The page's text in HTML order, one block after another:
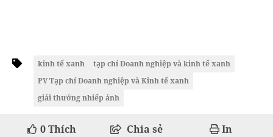
kinh tế xanh
tạp chí Doanh nghiệp và kinh tế xanh
PV Tạp chí Doanh nghiệp và Kinh tế xanh
giải thưởng nhiếp ảnh
0Thích Chia sẻ In